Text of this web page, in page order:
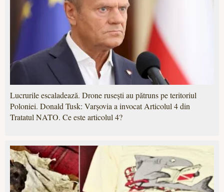
Lucrurile escaladează. Drone rusești au pătruns pe teritoriul
Poloniei. Donald Tusk: Varșovia a invocat Articolul 4 din
Tratatul NATO. Ce este articolul 4?